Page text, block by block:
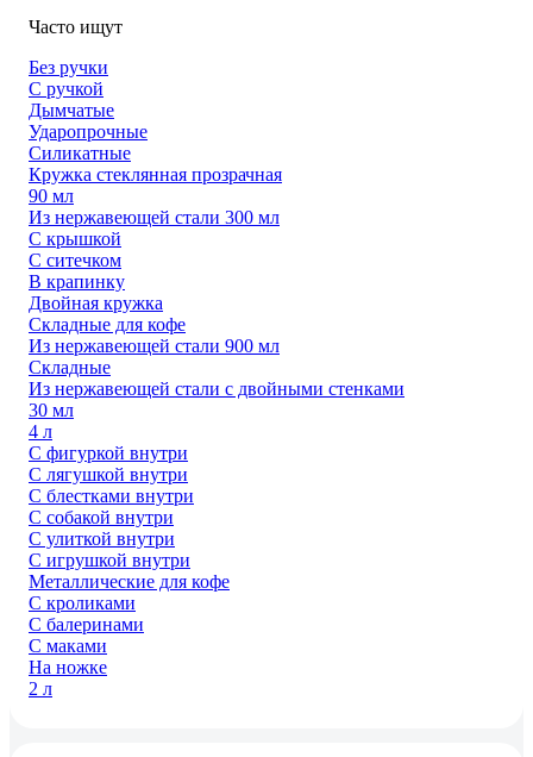
Часто ищут
Без ручки
С ручкой
Дымчатые
Ударопрочные
Силикатные
Кружка стеклянная прозрачная
90 мл
Из нержавеющей стали 300 мл
С крышкой
С ситечком
В крапинку
Двойная кружка
Складные для кофе
Из нержавеющей стали 900 мл
Складные
Из нержавеющей стали с двойными стенками
30 мл
4 л
С фигуркой внутри
С лягушкой внутри
С блестками внутри
С собакой внутри
С улиткой внутри
С игрушкой внутри
Металлические для кофе
С кроликами
С балеринами
С маками
На ножке
2 л